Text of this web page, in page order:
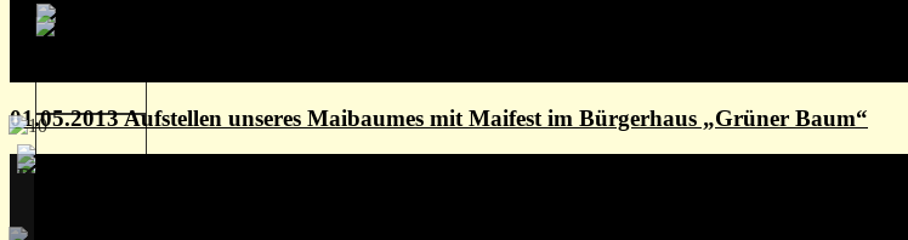
01.05.2013 Aufstellen unseres Maibaumes mit Maifest im Bürgerhaus „Grüner Baum“